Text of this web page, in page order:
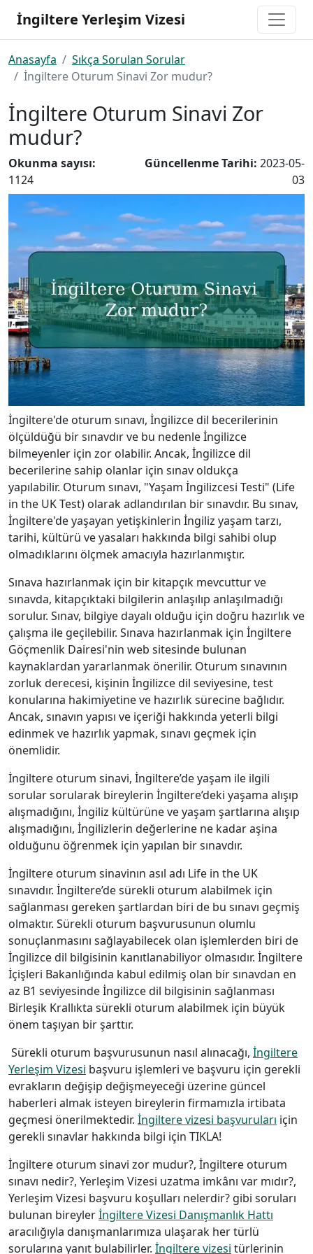
İngiltere Yerleşim Vizesi
Anasayfa
Sıkça Sorulan Sorular
İngiltere Oturum Sinavi Zor mudur?
İngiltere Oturum Sinavi Zor
mudur?
Okunma sayısı:
1124
Güncellenme Tarihi: 2023-05-
03
İngiltere'de oturum sınavı, İngilizce dil becerilerinin
ölçüldüğü bir sınavdır ve bu nedenle İngilizce
bilmeyenler için zor olabilir. Ancak, İngilizce dil
becerilerine sahip olanlar için sınav oldukça
yapılabilir. Oturum sınavı, "Yaşam İngilizcesi Testi" (Life
in the UK Test) olarak adlandırılan bir sınavdır. Bu sınav,
İngiltere'de yaşayan yetişkinlerin İngiliz yaşam tarzı,
tarihi, kültürü ve yasaları hakkında bilgi sahibi olup
olmadıklarını ölçmek amacıyla hazırlanmıştır.
Sınava hazırlanmak için bir kitapçık mevcuttur ve
sınavda, kitapçıktaki bilgilerin anlaşılıp anlaşılmadığı
sorulur. Sınav, bilgiye dayalı olduğu için doğru hazırlık ve
çalışma ile geçilebilir. Sınava hazırlanmak için İngiltere
Göçmenlik Dairesi'nin web sitesinde bulunan
kaynaklardan yararlanmak önerilir. Oturum sınavının
zorluk derecesi, kişinin İngilizce dil seviyesine, test
konularına hakimiyetine ve hazırlık sürecine bağlıdır.
Ancak, sınavın yapısı ve içeriği hakkında yeterli bilgi
edinmek ve hazırlık yapmak, sınavı geçmek için
önemlidir.
İngiltere oturum sinavi, İngiltere’de yaşam ile ilgili
sorular sorularak bireylerin İngiltere’deki yaşama alışıp
alışmadığını, İngiliz kültürüne ve yaşam şartlarına alışıp
alışmadığını, İngilizlerin değerlerine ne kadar aşina
olduğunu öğrenmek için yapılan bir sınavdır.
İngiltere oturum sinavinın asıl adı Life in the UK
sınavıdır. İngiltere’de sürekli oturum alabilmek için
sağlanması gereken şartlardan biri de bu sınavı geçmiş
olmaktır. Sürekli oturum başvurusunun olumlu
sonuçlanmasını sağlayabilecek olan işlemlerden biri de
İngilizce dil bilgisinin kanıtlanabiliyor olmasıdır. İngiltere
İçişleri Bakanlığında kabul edilmiş olan bir sınavdan en
az B1 seviyesinde İngilizce dil bilgisinin sağlanması
Birleşik Krallıkta sürekli oturum alabilmek için büyük
önem taşıyan bir şarttır.
Sürekli oturum başvurusunun nasıl alınacağı, İngiltere
Yerleşim Vizesi başvuru işlemleri ve başvuru için gerekli
evrakların değişip değişmeyeceği üzerine güncel
haberleri almak isteyen bireylerin firmamızla irtibata
geçmesi önerilmektedir. İngiltere vizesi başvuruları için
gerekli sınavlar hakkında bilgi için TIKLA!
İngiltere oturum sinavi zor mudur?, İngiltere oturum
sınavı nedir?, Yerleşim Vizesi uzatma imkânı var mıdır?,
Yerleşim Vizesi başvuru koşulları nelerdir? gibi soruları
bulunan bireylerİngiltere Vizesi Danışmanlık Hattı
aracılığıyla danışmanlarımıza ulaşarak her türlü
sorularına yanıt bulabilirler. İngiltere vizesi türlerinin